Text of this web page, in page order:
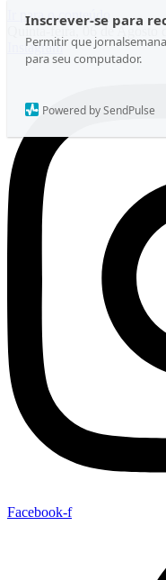
Inscrever-se para
Permitir que
para seu computador.
Powered by SendPulse
Ir para o conteúdo
Quinta-feira, 06 de Agosto
Instagram
Facebook-f